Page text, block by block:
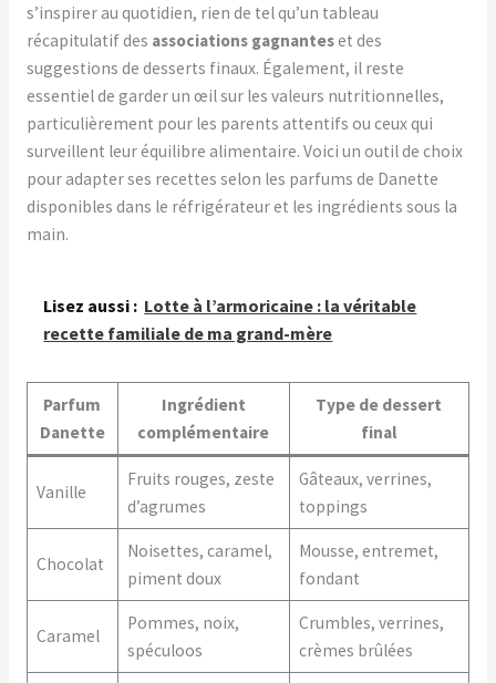
s’inspirer au quotidien, rien de tel qu’un tableau
récapitulatif des associations gagnanteset des
suggestions de desserts finaux. Également, il reste
essentiel de garder un œil sur les valeurs nutritionnelles,
particulièrement pour les parents attentifs ou ceux qui
surveillent leur équilibre alimentaire. Voici un outil de choix
pour adapter ses recettes selon les parfums de Danette
disponibles dans le réfrigérateur et les ingrédients sous la
main.
Lisez aussi : Lotte à l’armoricaine : la véritable
recette familiale de ma grand-mère
Parfum
Danette
Ingrédient
complémentaire
Type de dessert
final
Vanille
Fruits rouges, zeste
d’agrumes
Gâteaux, verrines,
toppings
Chocolat
Noisettes, caramel,
piment doux
Mousse, entremet,
fondant
Caramel
Pommes, noix,
spéculoos
Crumbles, verrines,
crèmes brûlées